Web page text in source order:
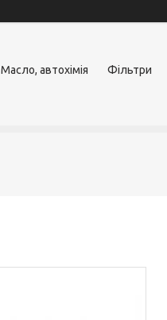
Масло, автохімія Фільтри